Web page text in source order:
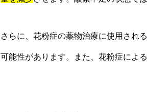
さらに、花粉症の薬物治療に使用される
可能性があります。また、花粉症によ